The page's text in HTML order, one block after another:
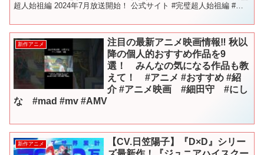
超人始祖編 2024年7月放送開始！ 公式サイト #完璧超人始祖編 #キ
新作アニメ
注目の最新アニメ映画情報‼️ 秋以
降の個人的おすすめ作品を9
選！ みんなの気になる作品も教
えて！ #アニメ #おすすめ #紹
介 #アニメ映画 #細田守 #にし
な #mad #mv #AMV
新作アニメ
【CV.日笠陽子】『D×D』シリー